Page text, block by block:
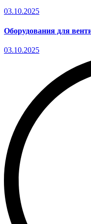
03.10.2025
Оборудования для
03.10.2025